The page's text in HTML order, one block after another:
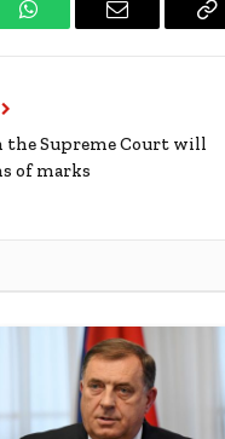
WhatsAppEmail
the Supreme Court will
of marks